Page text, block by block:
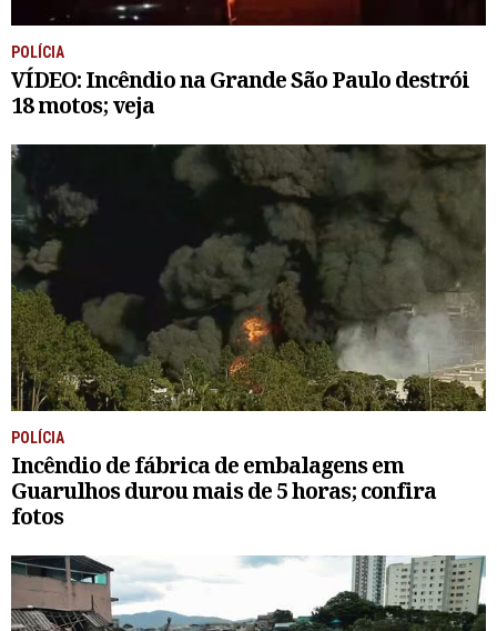
POLÍCIA
VÍDEO: Incêndio na Grande São Paulo destrói
18 motos; veja
POLÍCIA
Incêndio de fábrica de embalagens em
Guarulhos durou mais de 5 horas; confira
fotos